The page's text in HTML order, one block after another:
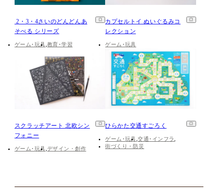
2・3・4さいのどんどんあ
そべる シリーズ
ゲーム･玩具 教育･学習
カプセルトイ ぬいぐるみコ
レクション
ゲーム･玩具
スクラッチアート 北欧シン
フォニー
ゲーム･玩具 デザイン・創作
ひらかた交通すごろく
ゲーム･玩具 交通･インフラ
街づくり・防災